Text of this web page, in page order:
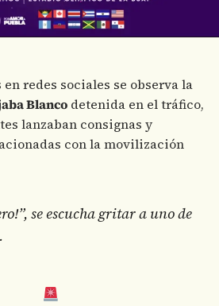
redes sociales se observa la
Blanco detenida en el tráfico,
lanzaban consignas y
con la movilización
se escucha gritar a uno de